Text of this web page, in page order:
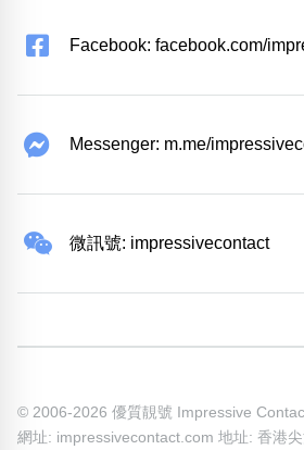
Facebook: facebook.com/
Messenger: m.me/
微訊號: impressivecontact
© 2006-2026 優質靚號 Impressive
網址: impressivecontact.com 地址: 香港